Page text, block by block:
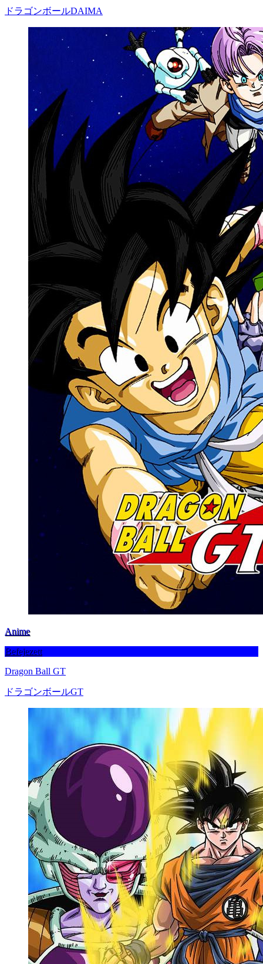
ドラゴンボールDAIMA
Anime
Befejezett
Dragon Ball GT
ドラゴンボールGT